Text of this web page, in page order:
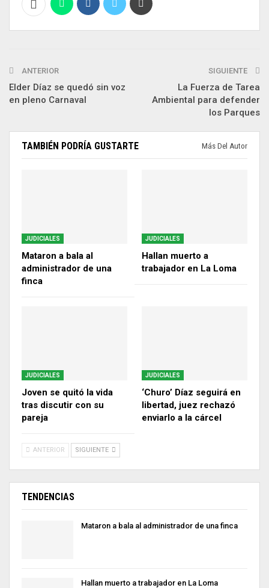
ANTERIOR
Elder Díaz se quedó sin voz
en pleno Carnaval
SIGUIENTE
La Fuerza de Tarea
Ambiental para defender
los Parques
TAMBIÉN PODRÍA GUSTARTE Más Del Autor
JUDICIALES
Mataron a bala al
administrador de una
finca
JUDICIALES
Hallan muerto a
trabajador en La Loma
JUDICIALES
Joven se quitó la vida
tras discutir con su
pareja
JUDICIALES
‘Churo’ Díaz seguirá en
libertad, juez rechazó
enviarlo a la cárcel
ANTERIOR SIGUIENTE
TENDENCIAS
Mataron a bala al administrador de una finca
Hallan muerto a trabajador en La Loma